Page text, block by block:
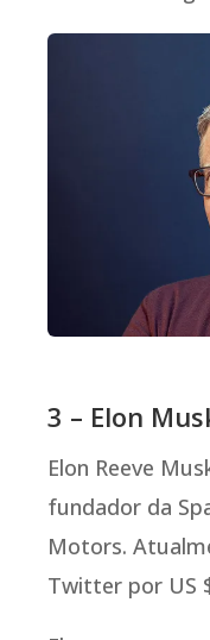
3 – Elon
Elon Reeve
fundador da
Motors.
Twitter por US